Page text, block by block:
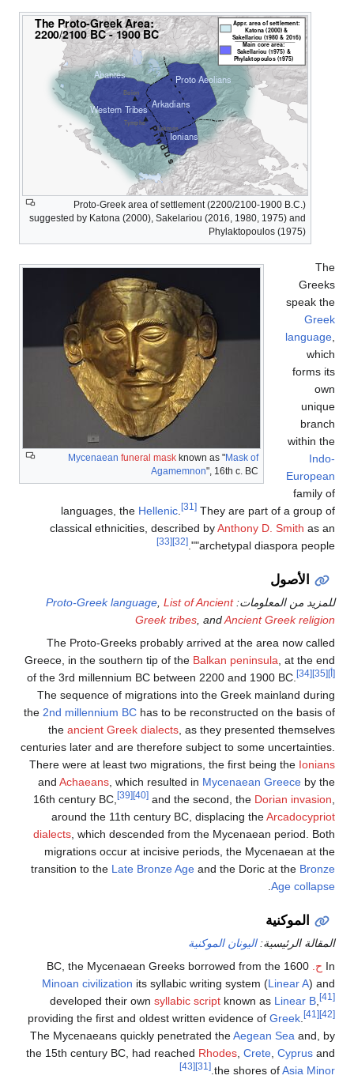
Proto-Greek area of settlement (2200/2100-1900 B.C.)
suggested by Katona (2000), Sakelariou (2016, 1980, 1975) and
Phylaktopoulos (1975)
Mycenaean funeral mask known as "Mask of
Agamemnon", 16th c. BC
The
Greeks
speak the
Greek
language,
which
forms its
own
unique
branch
within the
Indo-
European
family of
languages, the Hellenic. [31] They are part of a group of
classical ethnicities, described byAnthony D. Smith as an
"archetypal diaspora people".
[32]
[33]
الأصول
للمزيد من المعلومات: Proto-Greek language List of Ancient
Greek tribes , andAncient Greek religion
The Proto-Greeks probably arrived at the area now called
Greece, in the southern tip of the Balkan peninsula , at the end
of the 3rd millennium BC between 2200 and 1900 BC.
[34] [35] [أ]
The sequence of migrations into the Greek mainland during
the 2nd millennium BC has to be reconstructed on the basis of
the ancient Greek dialects , as they presented themselves
centuries later and are therefore subject to some uncertainties.
There were at least two migrations, the first being the Ionians
and Achaeans , which resulted in Mycenaean Greece by the
16th century BC,
[39] [40] and the second, the Dorian invasion
around the 11th century BC, displacing theArcadocypriot
dialects , which descended from the Mycenaean period. Both
migrations occur at incisive periods, the Mycenaean at the
transition to the Late Bronze Age and the Doric at the Bronze
Age collapse
الموكنية
المقالة الرئيسية:اليونان الموكنية
In ح.
Minoan civilization its syllabic writing system (Linear A) and
developed their own syllabic script known as Linear B [41]
providing the first and oldest written evidence of Greek [41] [42]
The Mycenaeans quickly penetrated theAegean Sea and, by
the 15th century BC, had reached Rhodes Crete Cyprus and
the shores ofAsia Minor
[31]
[43]